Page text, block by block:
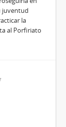
juventud
la
al Porfiriato